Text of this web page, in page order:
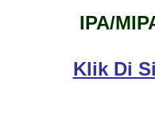
IPA/
Klik Di